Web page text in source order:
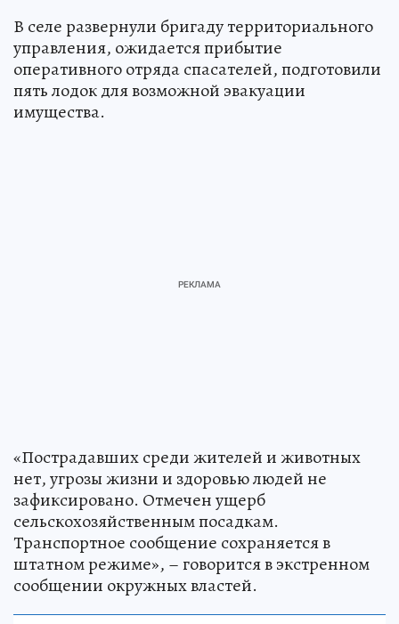
В селе развернули бригаду территориального
управления, ожидается прибытие
оперативного отряда спасателей, подготовили
пять лодок для возможной эвакуации
имущества.
«Пострадавших среди жителей и животных
нет, угрозы жизни и здоровью людей не
зафиксировано. Отмечен ущерб
сельскохозяйственным посадкам.
Транспортное сообщение сохраняется в
штатном режиме», – говорится в экстренном
сообщении окружных властей.